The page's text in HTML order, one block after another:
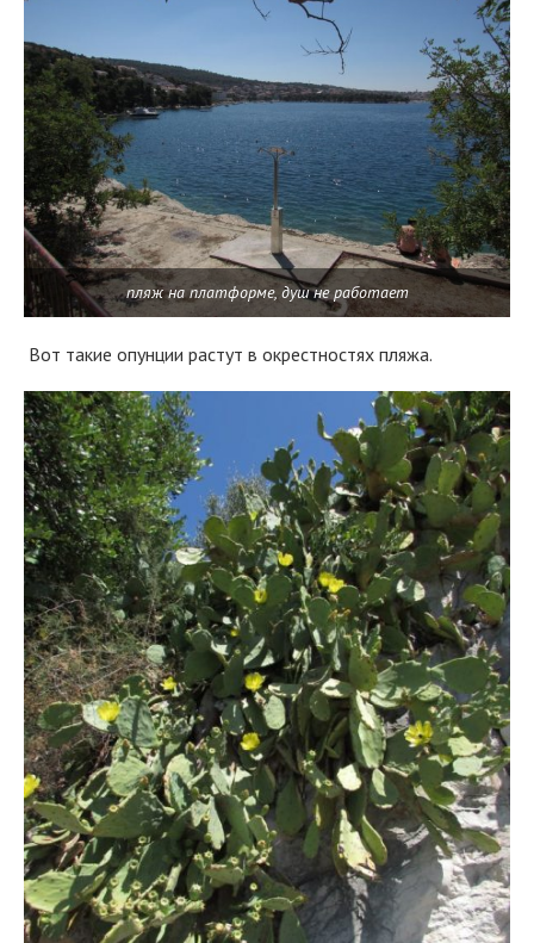
пляж на платформе, душ не работает
Вот такие опунции растут в окрестностях пляжа.